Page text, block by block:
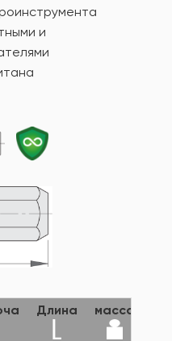
и
Длина масса